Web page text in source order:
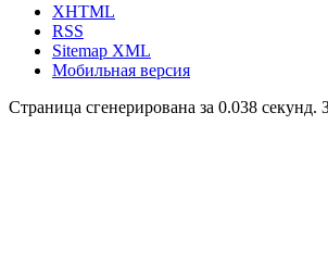
XHTML
RSS
Sitemap XML
Мобильная версия
Страница сгенерирована за 0.038 секунд.